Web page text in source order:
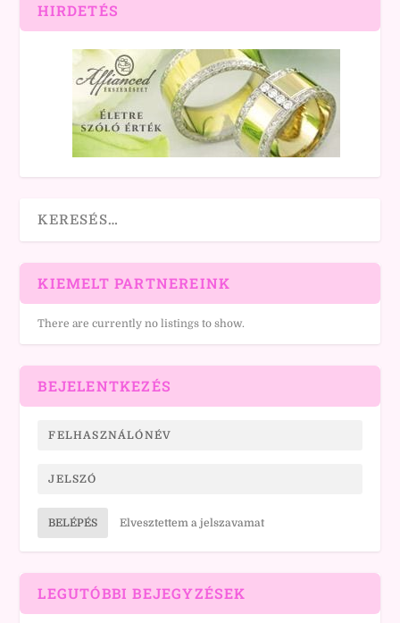
HIRDETÉS
KIEMELT PARTNEREINK
There are currently no listings to show.
BEJELENTKEZÉS
BELÉPÉS Elvesztettem a jelszavamat
LEGUTÓBBI BEJEGYZÉSEK